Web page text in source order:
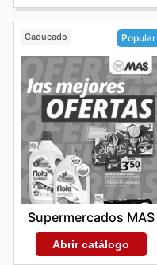
Caducado Popular
Supermercados MAS
Abrir catálogo